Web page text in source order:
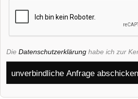
Die Datenschutzerklärung habe ich zur
unverbindliche Anfrage abschicken